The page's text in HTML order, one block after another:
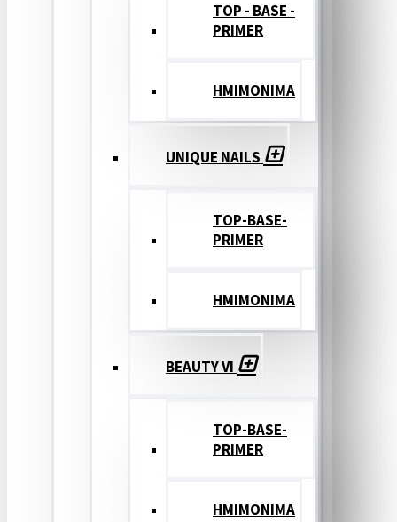
TOP - BASE -
PRIMER
ΗΜΙΜΟΝΙΜΑ
UNIQUE NAILS
TOP-BASE-
PRIMER
ΗΜΙΜΟΝΙΜΑ
BEAUTY VI
TOP-BASE-
PRIMER
ΗΜΙΜΟΝΙΜΑ